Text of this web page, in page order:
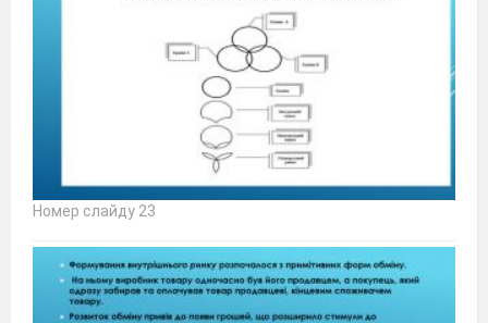
Номер слайду 23